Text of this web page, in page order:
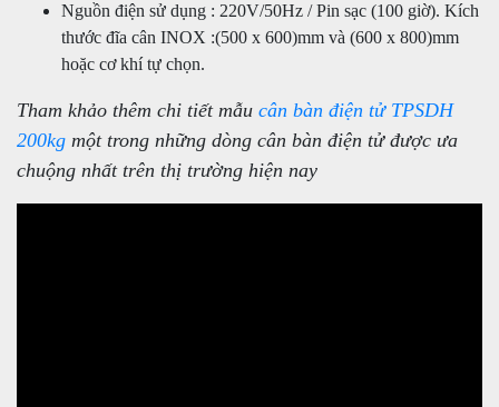
Nguồn điện sử dụng : 220V/50Hz / Pin sạc (100 giờ). Kích
thước đĩa cân INOX :(500 x 600)mm và (600 x 800)mm
hoặc cơ khí tự chọn.
Tham khảo thêm chi tiết mẫu cân bàn điện tử TPSDH
200kg một trong những dòng cân bàn điện tử được ưa
chuộng nhất trên thị trường hiện nay